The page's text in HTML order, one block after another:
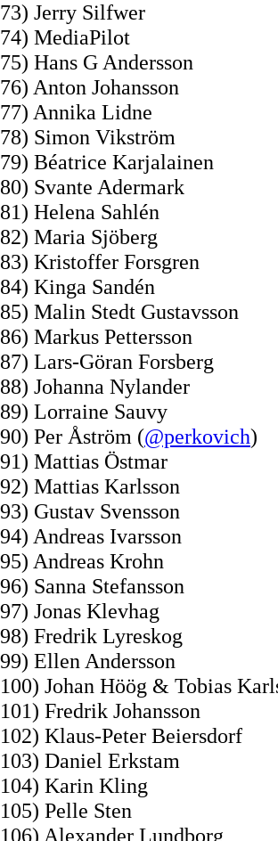
73) Jerry Silfwer
74) MediaPilot
75) Hans G Andersson
76) Anton Johansson
77) Annika Lidne
78) Simon Vikström
79) Béatrice Karjalainen
80) Svante Adermark
81) Helena Sahlén
82) Maria Sjöberg
83) Kristoffer Forsgren
84) Kinga Sandén
85) Malin Stedt Gustavsson
86) Markus Pettersson
87) Lars-Göran Forsberg
88) Johanna Nylander
89) Lorraine Sauvy
90) Per Åström (@perkovich)
91) Mattias Östmar
92) Mattias Karlsson
93) Gustav Svensson
94) Andreas Ivarsson
95) Andreas Krohn
96) Sanna Stefansson
97) Jonas Klevhag
98) Fredrik Lyreskog
99) Ellen Andersson
100) Johan Höög & Tobias
101) Fredrik Johansson
102) Klaus-Peter Beiersdorf
103) Daniel Erkstam
104) Karin Kling
105) Pelle Sten
106) Alexander Lundborg